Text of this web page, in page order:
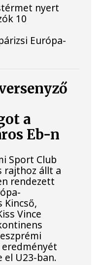
nyert
10
Európa-
a
Eb-n
Sport Club
rajthoz állt a
rendezett
Kincső,
Vince
el U23-ban.